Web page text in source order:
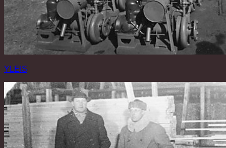
YLEIS